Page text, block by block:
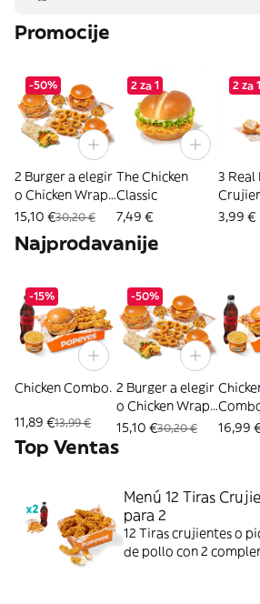
Promocije
-50%
2 Burger a elegir
o Chicken Wrap
+ 2 Patatas + 10
15,10 €30,20 €
2 za 1
The Chicken
Classic
7,49 €
2 za 1
3 Real
3,99 €
Najprodavanije
-15%
Chicken Combo.
11,89 €13,99 €
-50%
2 Burger a elegir
o Chicken Wrap
+ 2 Patatas + 10
Aros
15,10 €30,20 €
16,99
Top Ventas
Menú 12 Tiras
para 2
12 Tiras crujientes o
de pollo con 2